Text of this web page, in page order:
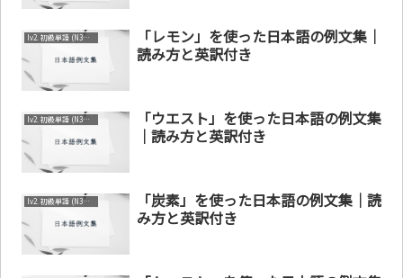
lv2. 初級単語 (N3～N4)
「レモン」を使った日本語の例文集｜
読み方と英訳付き
lv2. 初級単語 (N3～N4)
「ウエスト」を使った日本語の例文集
｜読み方と英訳付き
lv2. 初級単語 (N3～N4)
「炭素」を使った日本語の例文集｜読
み方と英訳付き